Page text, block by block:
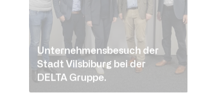
Unternehmensbesuch der
Stadt Vilsbiburg bei der